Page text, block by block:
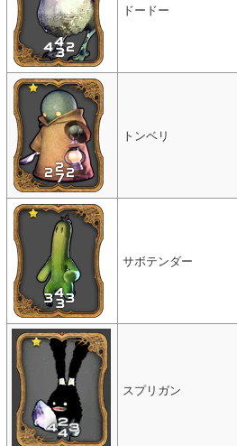
ドードー
トンベリ
サボテンダー
スプリガン